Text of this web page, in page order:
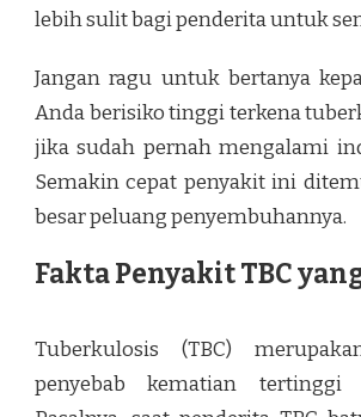
lebih sulit bagi penderita untuk
Jangan ragu untuk bertanya
Anda berisiko tinggi terkena
jika sudah pernah mengalami
Semakin cepat penyakit ini
besar peluang penyembuhannya.
Fakta Penyakit TBC
Tuberkulosis (TBC)
penyebab kematian tertinggi